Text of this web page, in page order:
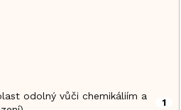
odolný vůči chemikáliím a
1